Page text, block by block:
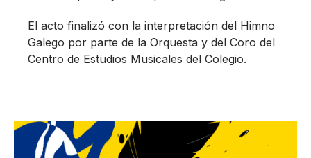
El acto finalizó con la interpretación del Himno
Galego por parte de la Orquesta y del Coro del
Centro de Estudios Musicales del Colegio.